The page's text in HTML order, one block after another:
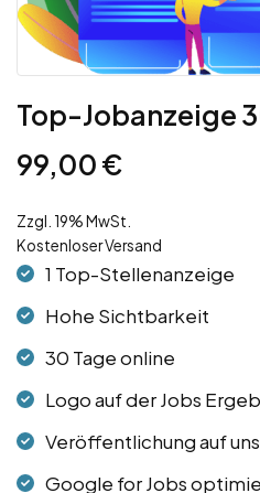
Top-Jobanzeige
99,00€
Zzgl. 19% MwSt.
Kostenloser Versand
1 Top-Stellenanzeige
Hohe Sichtbarkeit
30 Tage online
Logo auf der Jobs
Veröffentlichung auf
Google for Jobs